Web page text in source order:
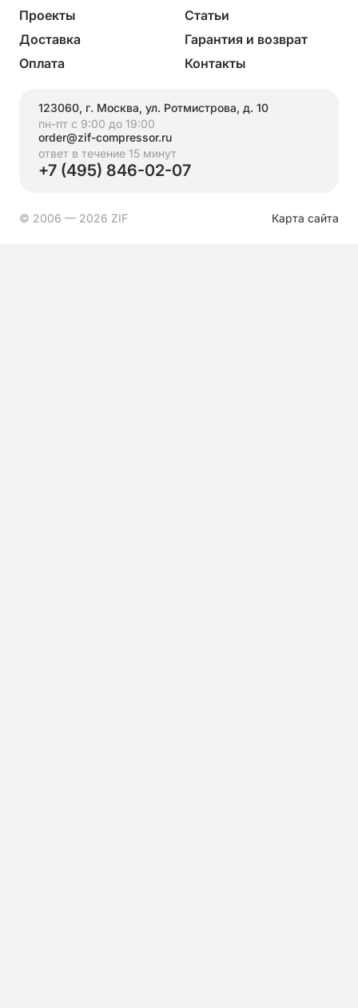
Проекты
Статьи
Доставка
Гарантия и возврат
Оплата
Контакты
123060, г. Москва, ул. Ротмистрова, д. 10
пн-пт с 9:00 до 19:00
order@zif-compressor.ru
ответ в течение 15 минут
+7 (495) 846-02-07
© 2006 — 2026 ZIF Карта сайта